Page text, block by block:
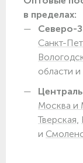
в пределах:
Северо-
Санкт-
области и
Москва и
Тверская,
и